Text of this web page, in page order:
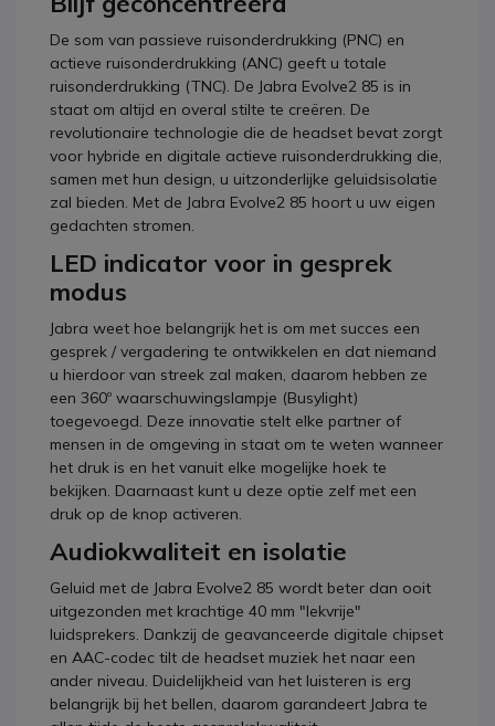
De som van passieve ruisonderdrukking (PNC) en
actieve ruisonderdrukking (ANC) geeft u totale
ruisonderdrukking (TNC). De Jabra Evolve2 85 is in
staat om altijd en overal stilte te creëren. De
revolutionaire technologie die de headset bevat zorgt
voor hybride en digitale actieve ruisonderdrukking die,
samen met hun design, u uitzonderlijke geluidsisolatie
zal bieden. Met de Jabra Evolve2 85 hoort u uw eigen
gedachten stromen.
LED indicator voor in gesprek
modus
Jabra weet hoe belangrijk het is om met succes een
gesprek / vergadering te ontwikkelen en dat niemand
u hierdoor van streek zal maken, daarom hebben ze
een 360º waarschuwingslampje (Busylight)
toegevoegd. Deze innovatie stelt elke partner of
mensen in de omgeving in staat om te weten wanneer
het druk is en het vanuit elke mogelijke hoek te
bekijken. Daarnaast kunt u deze optie zelf met een
druk op de knop activeren.
Audiokwaliteit en isolatie
Geluid met de Jabra Evolve2 85 wordt beter dan ooit
uitgezonden met krachtige 40 mm "lekvrije"
luidsprekers. Dankzij de geavanceerde digitale chipset
en AAC-codec tilt de headset muziek het naar een
ander niveau. Duidelijkheid van het luisteren is erg
belangrijk bij het bellen, daarom garandeert Jabra te